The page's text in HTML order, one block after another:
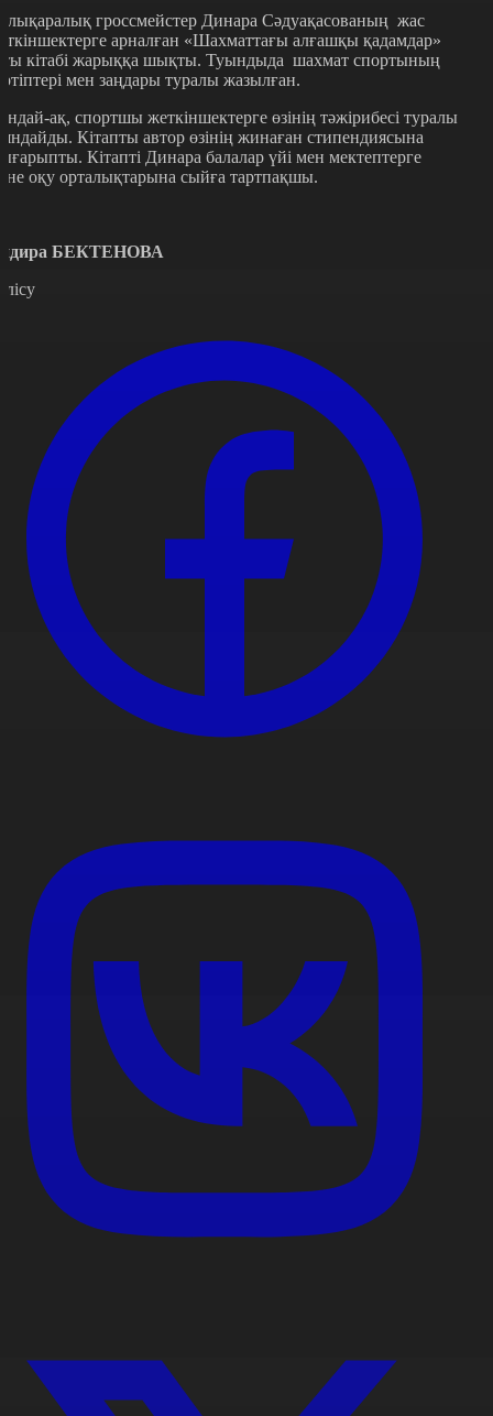
гроссмейстер Динара Сәдуақасованың жас
арналған «Шахматтағы алғашқы қадамдар»
кітабі жарыққа шықты. Туындыда шахмат спортының
мен заңдары туралы жазылған.
ақ, спортшы жеткіншектерге өзінің тәжірибесі туралы
Кітапты автор өзінің жинаған стипендиясына
Кітапті Динара балалар үйі мен мектептерге
оқу орталықтарына сыйға тартпақшы.
БЕКТЕНОВА